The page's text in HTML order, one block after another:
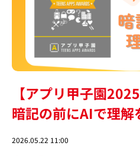
【アプリ甲子園
暗記の前にAIで理解
2026.05.22 11:00